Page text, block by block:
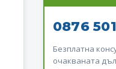
0876
Безплатна
очакваната